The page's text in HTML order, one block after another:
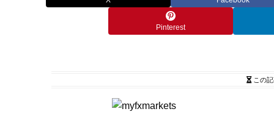
Pinterest
この